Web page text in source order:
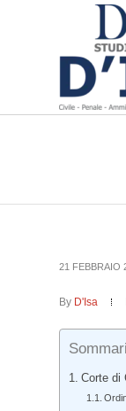
21 FEBBRAIO
By D'Isa
Corte di